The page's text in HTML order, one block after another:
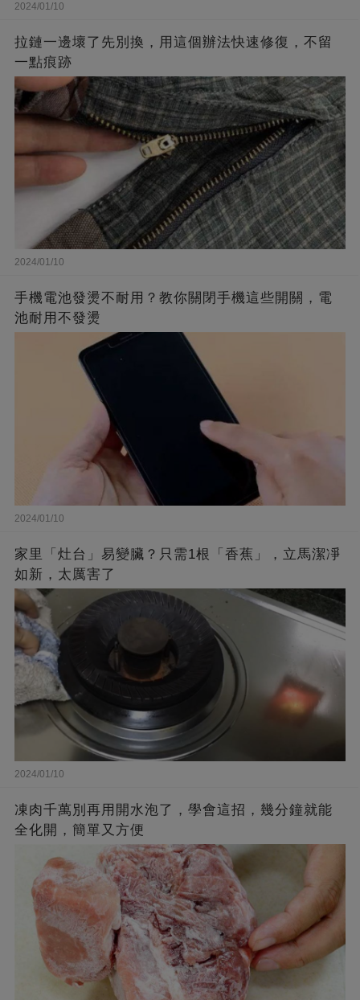
2024/01/10
拉鏈一邊壞了先別換，用這個辦法快速修復，不留
一點痕跡
2024/01/10
手機電池發燙不耐用？教你關閉手機這些開關，電
池耐用不發燙
2024/01/10
家里「灶台」易變臟？只需1根「香蕉」，立馬潔凈
如新，太厲害了
2024/01/10
凍肉千萬別再用開水泡了，學會這招，幾分鐘就能
全化開，簡單又方便